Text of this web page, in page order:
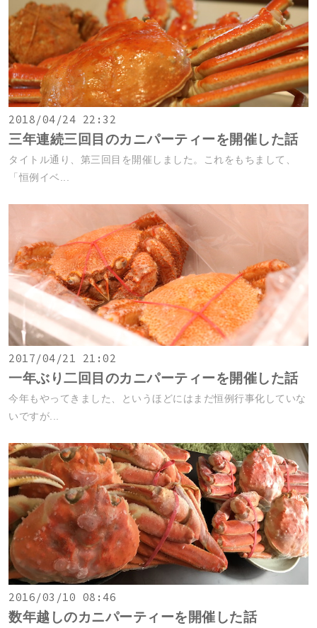
2018/04/24 22:32
三年連続三回目のカニパーティーを開催した話
タイトル通り、第三回目を開催しました。これをもちまして、
「恒例イベ...
2017/04/21 21:02
一年ぶり二回目のカニパーティーを開催した話
今年もやってきました、というほどにはまだ恒例行事化していな
いですが...
2016/03/10 08:46
数年越しのカニパーティーを開催した話